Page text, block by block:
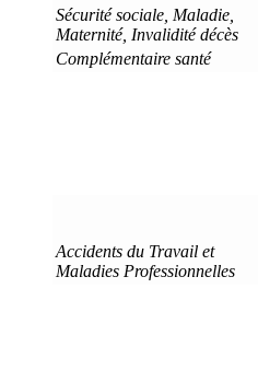
Sécurité sociale, Maladie,
Maternité, Invalidité décès
Complémentaire santé
Accidents du Travail et
Maladies Professionnelles